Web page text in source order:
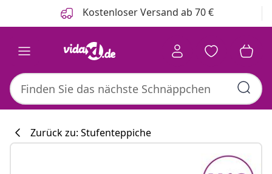
Kostenloser Versand ab 70 €
Zurück zu: Stufenteppiche